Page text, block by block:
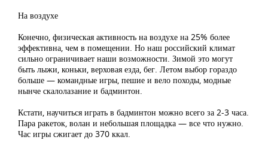
На воздухе
Конечно, физическая активность на воздухе на 25% более
эффективна, чем в помещении. Но наш российский климат
сильно ограничивает наши возможности. Зимой это могут
быть лыжи, коньки, верховая езда, бег. Летом выбор гораздо
больше — командные игры, пешие и вело походы, модные
нынче скалолазание и бадминтон.
Кстати, научиться играть в бадминтон можно всего за 2-3 часа.
Пара ракеток, волан и небольшая площадка — все что нужно.
Час игры сжигает до 370 ккал.